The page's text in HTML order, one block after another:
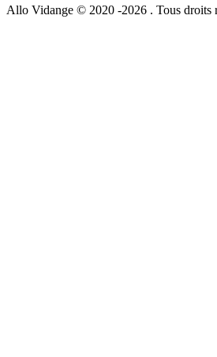
Allo Vidange © 2020 -2026 . Tous droits